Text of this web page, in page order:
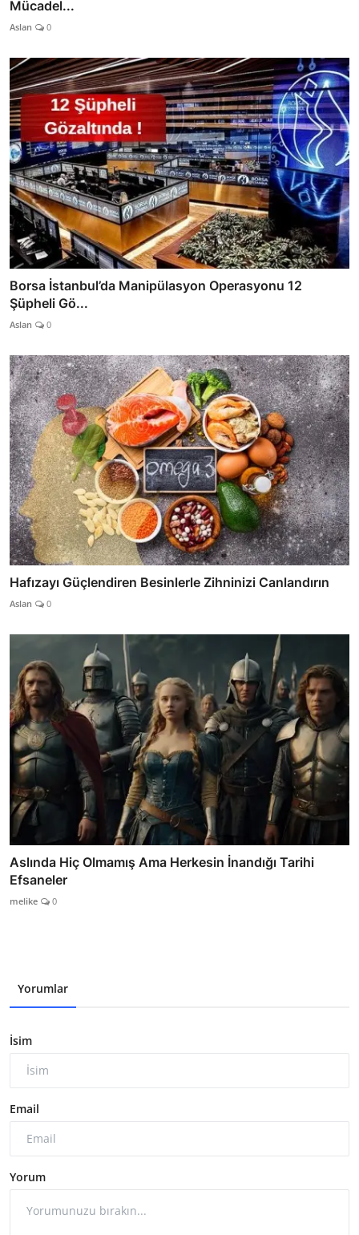
Mücadel...
Aslan 0
Borsa İstanbul’da Manipülasyon Operasyonu 12
Şüpheli Gö...
Aslan 0
Hafızayı Güçlendiren Besinlerle Zihninizi Canlandırın
Aslan 0
Aslında Hiç Olmamış Ama Herkesin İnandığı Tarihi
Efsaneler
melike 0
Yorumlar
İsim
Email
Yorum